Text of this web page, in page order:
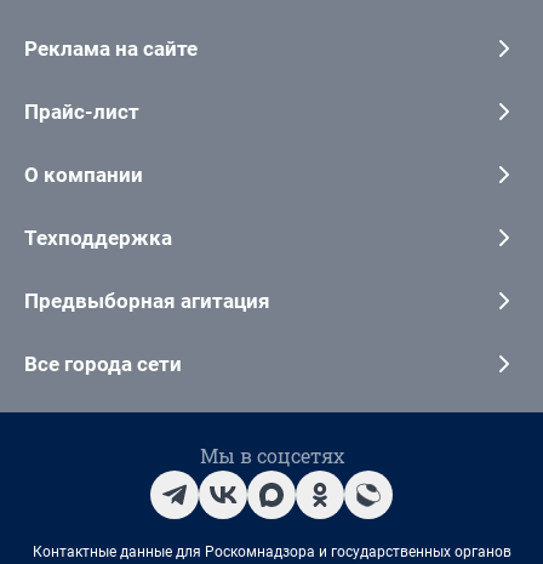
Реклама на сайте
Прайс-лист
О компании
Техподдержка
Предвыборная агитация
Все города сети
Мы в соцсетях
Контактные данные для Роскомнадзора и государственных органов